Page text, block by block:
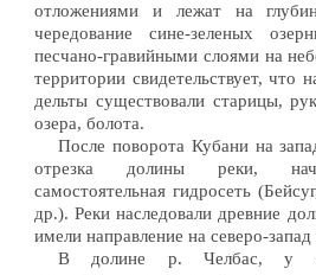
отложениями и лежат на
чередование сине-зеленых
песчано-гравийными слоями на
территории свидетельствует, что
дельты существовали старицы,
озера, болота.
После поворота Кубани на
отрезка долины реки,
самостоятельная гидросеть
др.). Реки наследовали древние
имели направление на северо-
В долине р. Челбас, у